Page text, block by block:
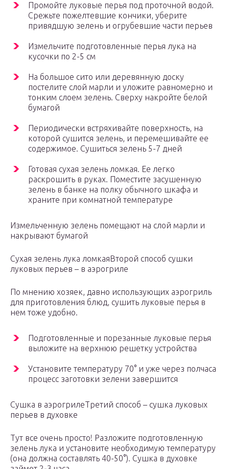
Промойте луковые перья под проточной водой.
Срежьте пожелтевшие кончики, уберите
привядшую зелень и огрубевшие части перьев
Измельчите подготовленные перья лука на
кусочки по 2-5 см
На большое сито или деревянную доску
постелите слой марли и уложите равномерно и
тонким слоем зелень. Сверху накройте белой
бумагой
Периодически встряхивайте поверхность, на
которой сушится зелень, и перемешивайте ее
содержимое. Сушиться зелень 5-7 дней
Готовая сухая зелень ломкая. Ее легко
раскрошить в руках. Поместите засушенную
зелень в банке на полку обычного шкафа и
храните при комнатной температуре
Измельченную зелень помещают на слой марли и
накрывают бумагой
Сухая зелень лука ломкаяВторой способ сушки
луковых перьев – в аэрогриле
По мнению хозяек, давно использующих аэрогриль
для приготовления блюд, сушить луковые перья в
нем тоже удобно.
Подготовленные и порезанные луковые перья
выложите на верхнюю решетку устройства
Установите температуру 70° и уже через полчаса
процесс заготовки зелени завершится
Сушка в аэрогрилеТретий способ – сушка луковых
перьев в духовке
Тут все очень просто! Разложите подготовленную
зелень лука и установите необходимую температуру
(она должна составлять 40-50°). Сушка в духовке